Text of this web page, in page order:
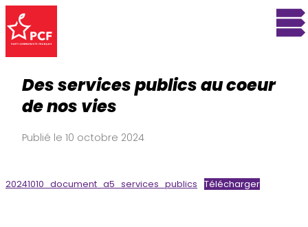
Des services publics au coeur
de nos vies
Publié le 10 octobre 2024
20241010_document_a5_services_publics Télécharger